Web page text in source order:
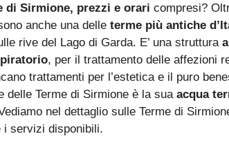
di Sirmione, prezzi e orari compresi?
anche una delle terme più antiche
rive del Lago di Garda. E’ una struttura
, per il trattamento delle affezioni
trattamenti per l’estetica e il puro
delle Terme di Sirmione è la sua acqua
nel dettaglio sulle Terme di
i servizi disponibili.